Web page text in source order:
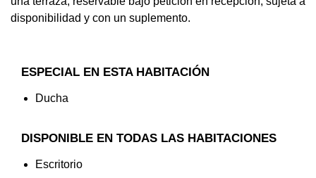
disponibilidad y con un suplemento.
ESPECIAL EN ESTA HABITACIÓN
Ducha
DISPONIBLE EN TODAS LAS HABITACIONES
Escritorio